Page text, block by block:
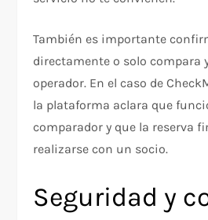
También es importante
directamente o solo compara
operador. En el caso de
la plataforma aclara que
comparador y que la reserva
realizarse con un socio.
Seguridad y